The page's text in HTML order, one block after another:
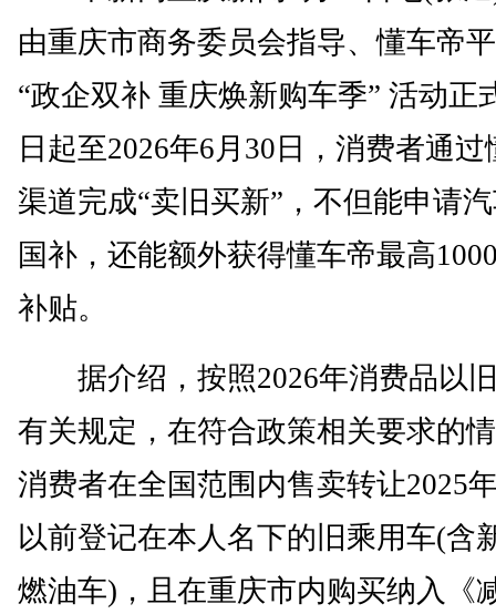
由重庆市商务委员会指导、懂车帝
“政企双补 重庆焕新购车季” 活动正
日起至2026年6月30日，消费者通
渠道完成“卖旧买新”，不但能申请
国补，还能额外获得懂车帝最高
补贴。
据介绍，按照2026年消费品以
有关规定，在符合政策相关要求的
消费者在全国范围内售卖转让2025
以前登记在本人名下的旧乘用车(含
燃油车)，且在重庆市内购买纳入《